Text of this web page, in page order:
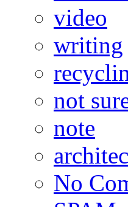
video
writing
not
note
No